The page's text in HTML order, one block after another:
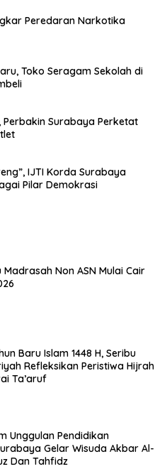
Peredaran Narkotika
Toko Seragam Sekolah di
Perbakin Surabaya Perketat
IJTI Korda Surabaya
Pilar Demokrasi
Madrasah Non ASN Mulai Cair
Baru Islam 1448 H, Seribu
Refleksikan Peristiwa Hijrah
Ta’aruf
Unggulan Pendidikan
Gelar Wisuda Akbar Al-
Dan Tahfidz